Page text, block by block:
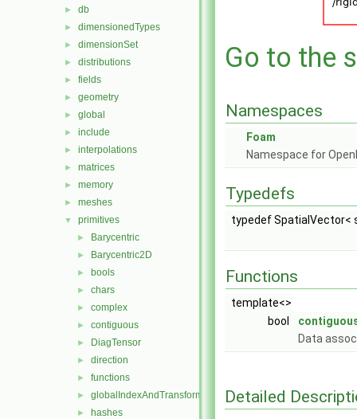
► db
► dimensionedTypes
► dimensionSet
► distributions
► fields
► geometry
► global
► include
► interpolations
► matrices
► memory
► meshes
▼ primitives
► Barycentric
► Barycentric2D
► bools
► chars
► complex
► contiguous
► DiagTensor
► direction
► functions
► globalIndexAndTransform
► hashes
Go to the
Namespaces
Foam
Namespace for
Typedefs
typedef SpatialVector<
Functions
template<>
bool
Data
Detailed